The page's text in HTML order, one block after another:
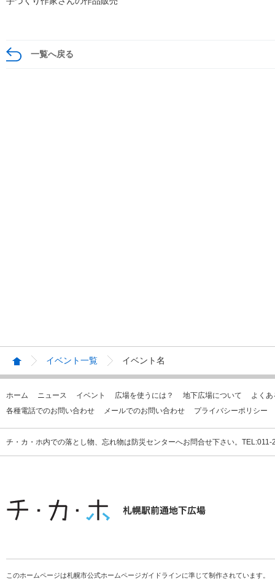
一覧へ戻る
イベント一覧 イベント名
ホーム ニュース イベント 広場を使うには？ 地下広場について
よく
各種電話でのお問い合わせ
メールでのお問い合わせ プライバシーポリシー
チ・カ・ホ内での落とし物、忘れ物は防災センターへお問合せ下さい。
このホームページは札幌市公式ホームページガイドラインに準じて制作されています。